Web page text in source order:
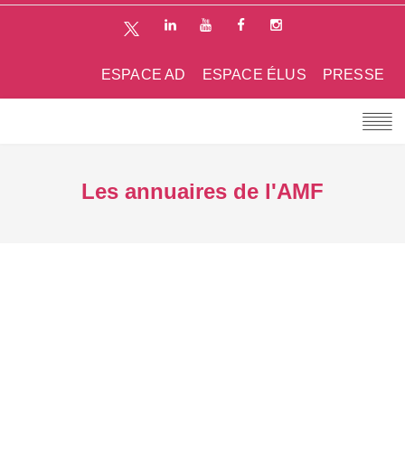
PRESSE
ESPACE ÉLUS
ESPACE AD
Les annuaires de l'AMF